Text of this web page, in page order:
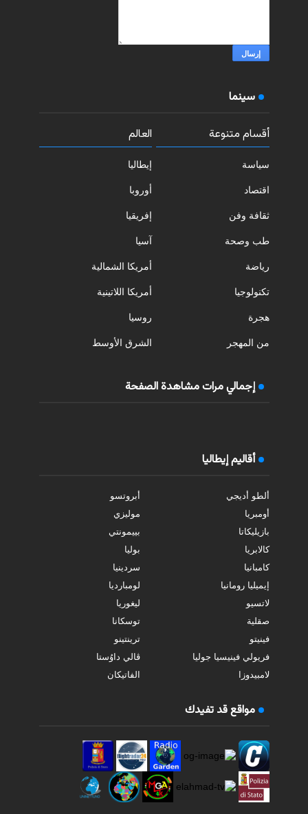
سينما
أقسام متنوعة
سياسة
اقتصاد
ثقافة وفن
طب وصحة
رياضة
تكنولوجيا
هجرة
من المهجر
العالم
إيطاليا
أوروبا
إفريقيا
آسيا
أمريكا الشمالية
أمريكا اللاتينية
روسيا
الشرق الأوسط
إجمالي مرات مشاهدة الصفحة
أقاليم إيطاليا
ألطو أديجي
أبروتسو
أومبريا
موليزي
بازيليكاتا
بييمونتي
كالابريا
بوليا
كامبانيا
سردينيا
إيميليا رومانيا
لومبارديا
لاتسيو
ليغوريا
صقلية
توسكانا
فينيتو
ترينتينو
فريولي فينيسيا جوليا
ڤالي داوُستا
لامبيدوزا
الفاتيكان
مواقع قد تفيدك